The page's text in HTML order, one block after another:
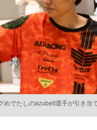
めでたしのazubelt選手が引き当